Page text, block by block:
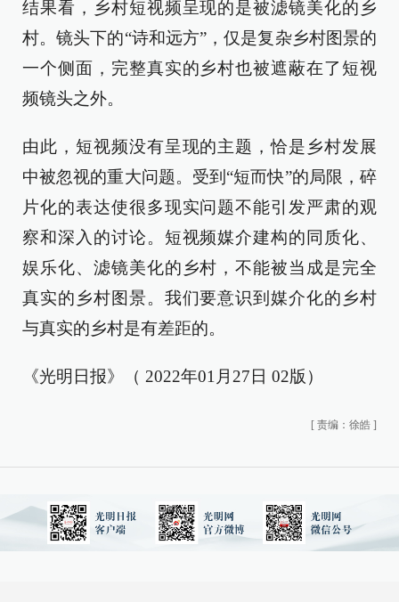
结果看，乡村短视频呈现的是被滤镜美化的乡
村。镜头下的“诗和远方”，仅是复杂乡村图景的
一个侧面，完整真实的乡村也被遮蔽在了短视
频镜头之外。
由此，短视频没有呈现的主题，恰是乡村发展
中被忽视的重大问题。受到“短而快”的局限，碎
片化的表达使很多现实问题不能引发严肃的观
察和深入的讨论。短视频媒介建构的同质化、
娱乐化、滤镜美化的乡村，不能被当成是完全
真实的乡村图景。我们要意识到媒介化的乡村
与真实的乡村是有差距的。
《光明日报》（ 2022年01月27日 02版）
[ 责编：徐皓 ]